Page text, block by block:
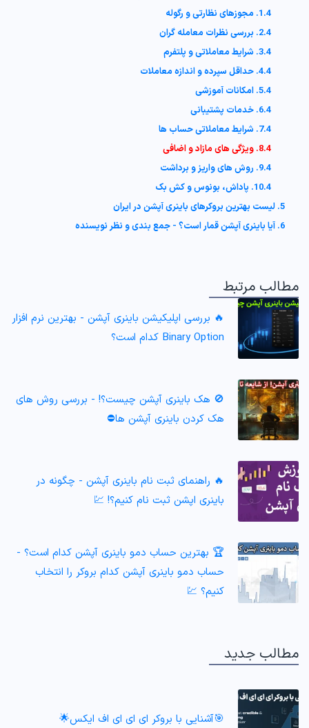
1.4. مجوزهای نظارتی و رگوله
2.4. بررسی نظرات معامله گران
3.4. شرایط معاملاتی و پلتفرم
4.4. حداقل سپرده و اندازه معاملات
5.4. امکانات آموزشی
6.4. خدمات پشتیبانی
7.4. شرایط معاملاتی حساب ها
8.4. ویژگی های مازاد و اضافی
9.4. روش های واریز و برداشت
10.4. پاداش، بونوس و کش بک
5. لیست بهترین بروکرهای باینری آپشن در ایران
6. آیا باینری آپشن قمار است؟ - جمع بندی و نظر نویسنده
مطالب مرتبط
🔥 بررسی اپلیکیشن باینری آپشن - بهترین نرم افزار
Binary Option کدام است؟
🚫 هک باینری آپشن چیست؟! - بررسی روش های
هک کردن باینری آپشن ها⛔️
🔥 راهنمای ثبت نام باینری آپشن - چگونه در
باینری اپشن ثبت نام کنیم؟! 💹
🏆 بهترین حساب دمو باینری آپشن کدام است؟ -
حساب دمو باینری آپشن کدام بروکر را انتخاب
کنیم؟ 💹
مطالب جدید
🎯آشنایی با بروکر ای ای ای اف ایکس🌟